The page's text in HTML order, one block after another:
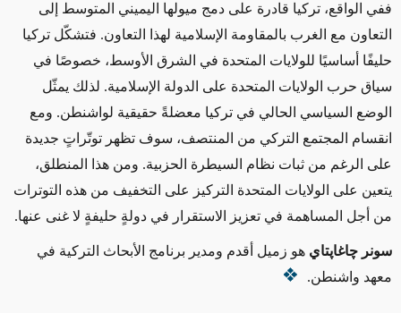
ففي الواقع، تركيا قادرة على دمج ميولها اليميني المتوسط إلى
التعاون مع الغرب بالمقاومة الإسلامية لهذا التعاون. فتشكّل تركيا
حليفًا أساسيًا للولايات المتحدة في الشرق الأوسط، خصوصًا في
سياق حرب الولايات المتحدة على الدولة الإسلامية. لذلك يمثّل
الوضع السياسي الحالي في تركيا معضلةً حقيقية لواشنطن. ومع
انقسام المجتمع التركي من المنتصف، سوف تظهر توتّراتٍ جديدة
على الرغم من ثبات نظام السيطرة الحزبية. ومن هذا المنطلق،
يتعين على الولايات المتحدة التركيز على التخفيف من هذه التوترات
من أجل المساهمة في تعزيز الاستقرار في دولةٍ حليفةٍ لا غنى عنها.
سونر چاغاپتاي هو زميل أقدم ومدير برنامج الأبحاث التركية في
معهد واشنطن.